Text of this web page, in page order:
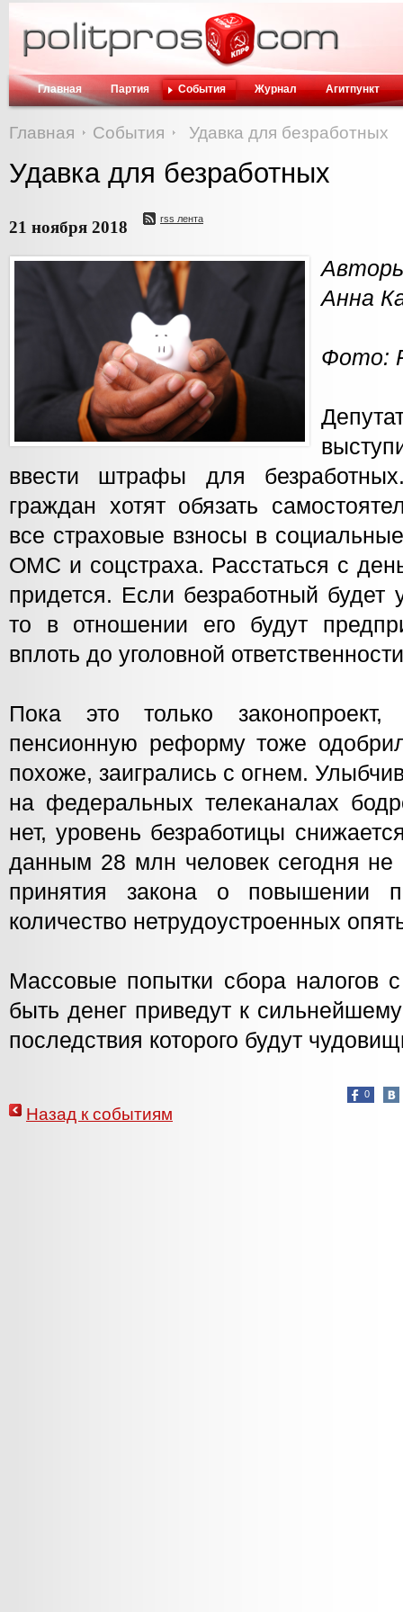
Главная Партия События Журнал Агитпункт
Главная События Удавка для безработных
Удавка для безработных
21 ноября 2018 rss лента
Анна
Фото:
ввести штрафы для
граждан хотят обязать
все страховые взносы в
ОМС и соцстраха. Расстаться с
придется. Если безработный будет
то в отношении его будут
вплоть до уголовной
Пока это только
пенсионную реформу тоже
похоже, заигрались с огнем.
на федеральных телеканалах
нет, уровень безработицы
данным 28 млн человек сегодня
принятия закона о повышении
количество нетрудоустроенных
Массовые попытки сбора налогов
быть денег приведут к
последствия которого будут
0
Назад к событиям